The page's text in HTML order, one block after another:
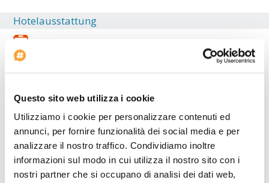
Questo sito web utilizza i cookie
Utilizziamo i cookie per personalizzare contenuti ed
annunci, per fornire funzionalità dei social media e per
analizzare il nostro traffico. Condividiamo inoltre
informazioni sul modo in cui utilizza il nostro sito con i
nostri partner che si occupano di analisi dei dati web,
Hotelausstattung
Konferenzraum: 100
Bar
Zimmer für Nichtraucher
Wäschereiservice